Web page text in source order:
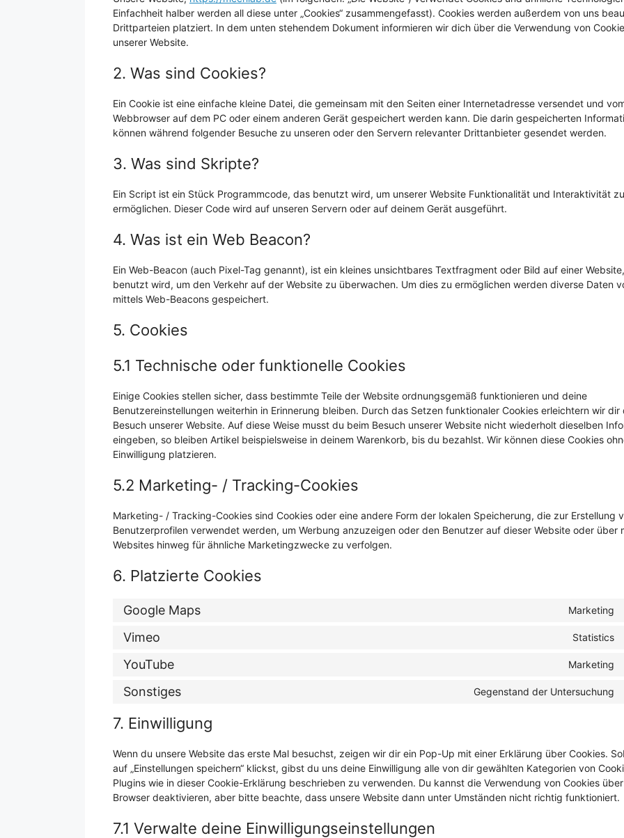
Einfachheit halber werden all diese unter „Cookies“ zusammengefasst). Cookies werden außerdem von uns
Drittparteien platziert. In dem unten stehendem Dokument informieren wir dich über die Verwendung von
unserer Website.
2. Was sind Cookies?
Ein Cookie ist eine einfache kleine Datei, die gemeinsam mit den Seiten einer Internetadresse versendet und
Webbrowser auf dem PC oder einem anderen Gerät gespeichert werden kann. Die darin gespeicherten
können während folgender Besuche zu unseren oder den Servern relevanter Drittanbieter gesendet werden.
3. Was sind Skripte?
Ein Script ist ein Stück Programmcode, das benutzt wird, um unserer Website Funktionalität und Interaktivität zu
ermöglichen. Dieser Code wird auf unseren Servern oder auf deinem Gerät ausgeführt.
4. Was ist ein Web Beacon?
Ein Web-Beacon (auch Pixel-Tag genannt), ist ein kleines unsichtbares Textfragment oder Bild auf einer
benutzt wird, um den Verkehr auf der Website zu überwachen. Um dies zu ermöglichen werden diverse Daten
mittels Web-Beacons gespeichert.
5. Cookies
5.1 Technische oder funktionelle Cookies
Einige Cookies stellen sicher, dass bestimmte Teile der Website ordnungsgemäß funktionieren und deine
Benutzereinstellungen weiterhin in Erinnerung bleiben. Durch das Setzen funktionaler Cookies erleichtern wir dir
Besuch unserer Website. Auf diese Weise musst du beim Besuch unserer Website nicht wiederholt dieselben
eingeben, so bleiben Artikel beispielsweise in deinem Warenkorb, bis du bezahlst. Wir können diese Cookies
Einwilligung platzieren.
5.2 Marketing- / Tracking-Cookies
Marketing- / Tracking-Cookies sind Cookies oder eine andere Form der lokalen Speicherung, die zur Erstellung
Benutzerprofilen verwendet werden, um Werbung anzuzeigen oder den Benutzer auf dieser Website oder über
Websites hinweg für ähnliche Marketingzwecke zu verfolgen.
6. Platzierte Cookies
Google Maps Marketing
Vimeo Statistics
YouTube Marketing
Sonstiges Gegenstand der Untersuchung
7. Einwilligung
Wenn du unsere Website das erste Mal besuchst, zeigen wir dir ein Pop-Up mit einer Erklärung über Cookies.
auf „Einstellungen speichern“ klickst, gibst du uns deine Einwilligung alle von dir gewählten Kategorien von
Plugins wie in dieser Cookie-Erklärung beschrieben zu verwenden. Du kannst die Verwendung von Cookies
Browser deaktivieren, aber bitte beachte, dass unsere Website dann unter Umständen nicht richtig funktioniert.
7.1 Verwalte deine Einwilligungseinstellungen